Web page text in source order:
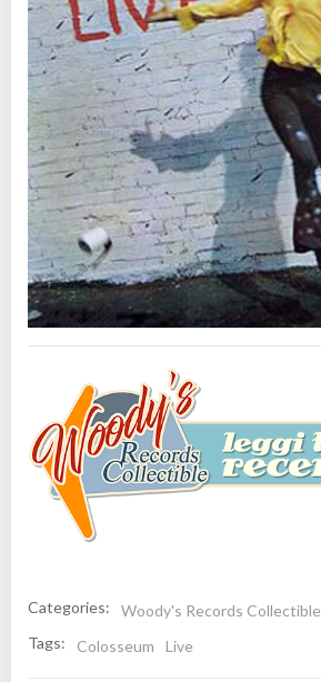
Categories:
Woody's Records Collectible
Tags:
Colosseum Live